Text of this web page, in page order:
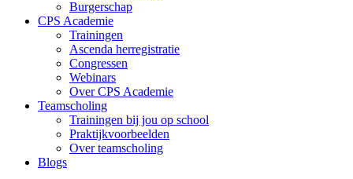
Burgerschap
CPS Academie
Trainingen
Ascenda herregistratie
Congressen
Webinars
Over CPS Academie
Teamscholing
Trainingen bij jou op school
Praktijkvoorbeelden
Over teamscholing
Blogs